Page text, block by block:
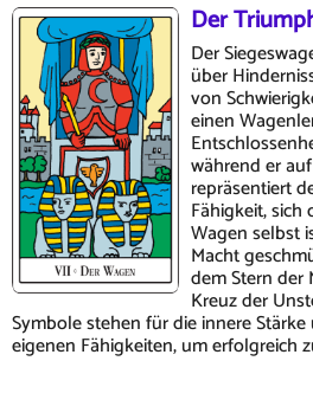
Der
Der
über
von
einen
während er
repräsentiert
Fähigkeit, sich
Wagen selbst
Macht
dem Stern
Kreuz der
Symbole stehen für die innere
eigenen Fähigkeiten, um erfolgreich